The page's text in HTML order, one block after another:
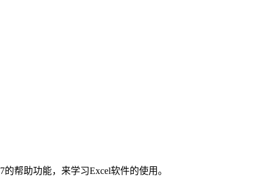
帮助功能，来学习Excel软件的使用。